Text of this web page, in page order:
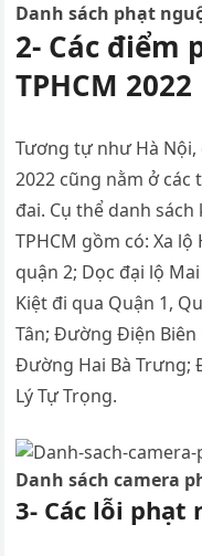
Danh sách phạt
2- Các điểm
TPHCM 2022
Tương tự như Hà Nội,
2022 cũng nằm ở
đai. Cụ thể danh
TPHCM gồm có: Xa
quận 2; Dọc đại lộ
Kiệt đi qua Quận 1,
Tân; Đường Điện
Đường Hai Bà Trưng;
Lý Tự Trọng.
Danh sách camera
3- Các lỗi phạt